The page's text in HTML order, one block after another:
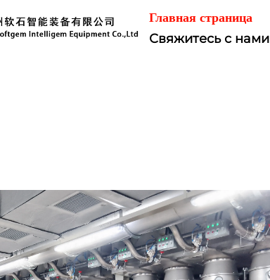
Главная страница
Свяжитесь с нами